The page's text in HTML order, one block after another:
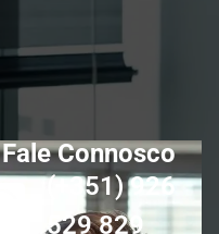
Fale Connosco
(+351) 926
529 829